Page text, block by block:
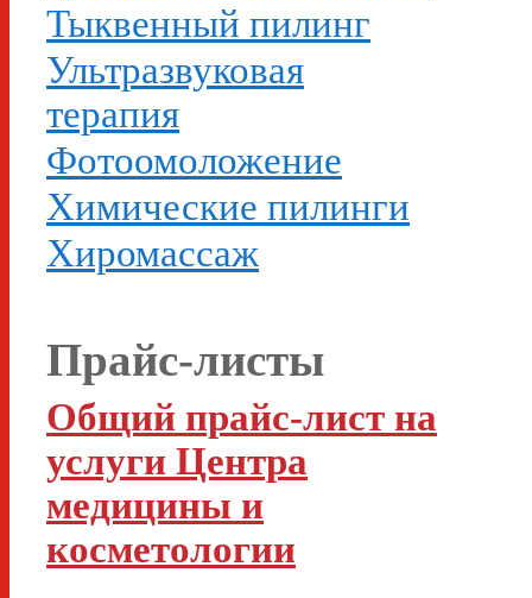
Тыквенный пилинг
Ультразвуковая
терапия
Фотоомоложение
Химические пилинги
Хиромассаж
Прайс-листы
Общий прайс-лист на
услуги Центра
медицины и
косметологии